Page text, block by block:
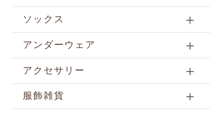
ソックス
アンダーウェア
アクセサリー
服飾雑貨